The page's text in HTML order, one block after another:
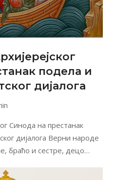
подела и
дијалога
Синода на престанак
дијалога Верни народе
браћо и сестре, децо…